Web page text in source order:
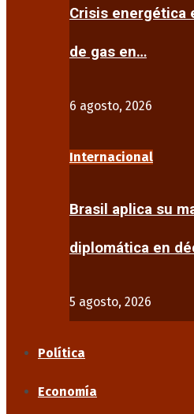
Crisis energética
de gas en…
6 agosto, 2026
Internacional
Brasil aplica su
diplomática en
5 agosto, 2026
Política
Economía